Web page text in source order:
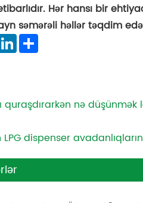
Hər hansı bir
səmərəli həllər təqdim
PinterestLinkedIn
quraşdırarkən nə düşünmək
dispenser